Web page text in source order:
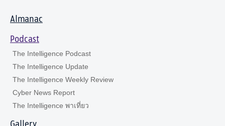
Almanac
Podcast
The Intelligence Podcast
The Intelligence Update
The Intelligence Weekly Review
Cyber News Report
The Intelligence พาเที่ยว